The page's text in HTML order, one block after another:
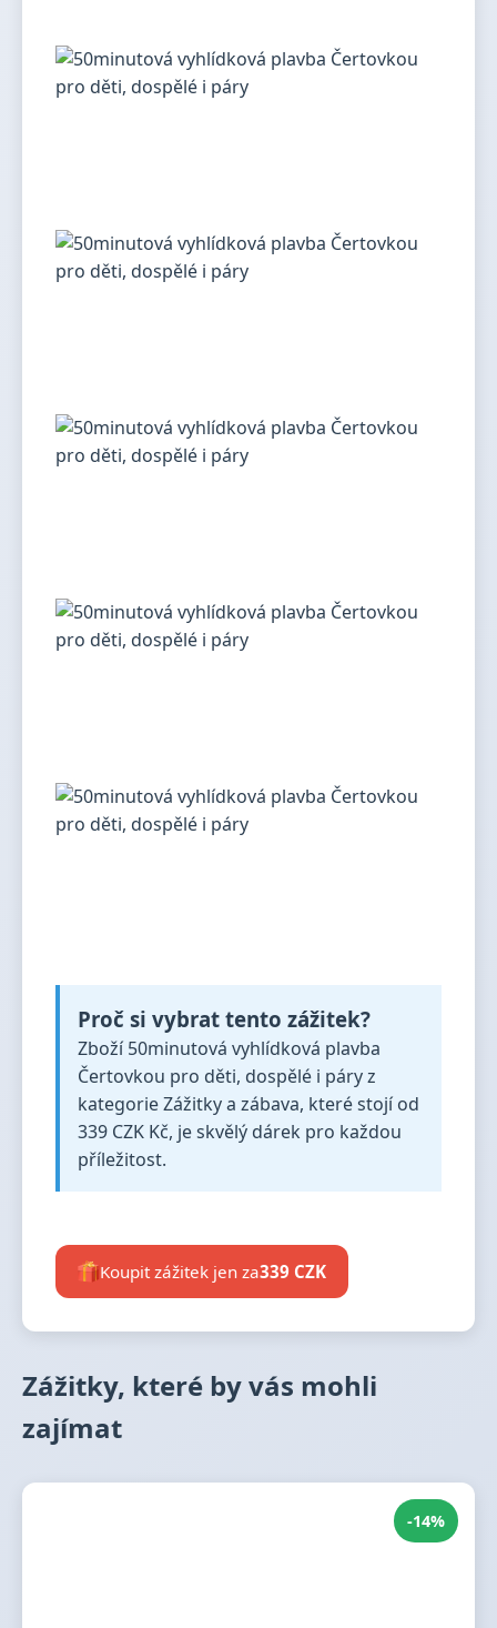
Proč si vybrat tento zážitek?
Zboží 50minutová vyhlídková plavba
Čertovkou pro děti, dospělé i páry z
kategorie Zážitky a zábava, které stojí od
339 CZK Kč, je skvělý dárek pro každou
příležitost.
Koupit zážitek jen za339 CZK
Zážitky, které by vás mohli
zajímat
-14%